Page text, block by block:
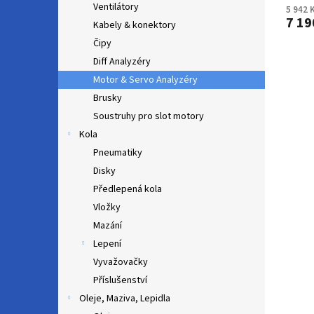
Ventilátory
Kabely & konektory
Čipy
Diff Analyzéry
Motor & Servo Analyzéry
Brusky
Soustruhy pro slot motory
Kola
Pneumatiky
Disky
Předlepená kola
Vložky
Mazání
Lepení
Vyvažovačky
Příslušenství
Oleje, Maziva, Lepidla
5 942
7